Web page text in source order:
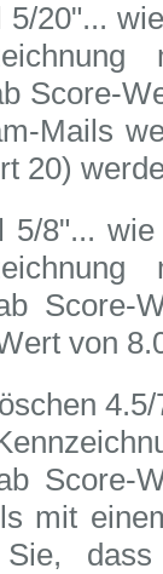
5/20"...
Score-
Mails
20)
5/8"...
Score-
von
Score-
mit
Sie,